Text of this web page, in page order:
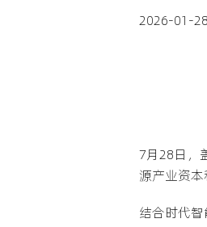
2026-01-
7月28日，
源产业资本
结合时代